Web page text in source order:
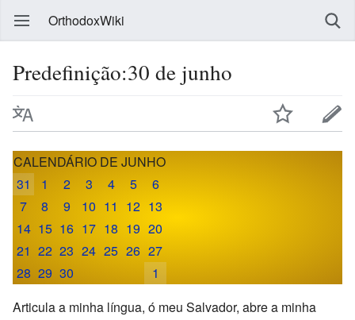
OrthodoxWiki
Predefinição:30 de junho
CALENDÁRIO DE JUNHO
31
1 2 3 4 5
6
7
8 9 10 11 12 13
14 15 16 17 18 19 20
21 22 23 24 25 26 27
28 29 30
1
Articula a minha língua, ó meu Salvador, abre a minha